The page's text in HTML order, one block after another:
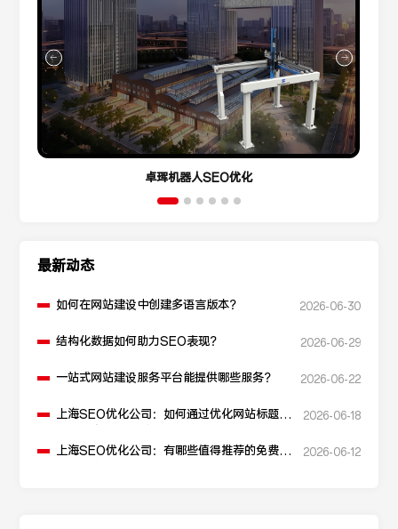
卓珲机器人SEO优化
最新动态
如何在网站建设中创建多语言版本？ 2026-06-30
结构化数据如何助力SEO表现？ 2026-06-29
一站式网站建设服务平台能提供哪些服务？ 2026-06-22
上海SEO优化公司：如何通过优化网站标题提
2026-06-18
上海SEO优化公司：有哪些值得推荐的免费
2026-06-12